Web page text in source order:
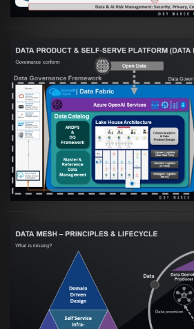
Artikel:Warum eine Data
orientierte Data Fabric
skalierbare qualitative
VIEW
Artikel:Data Mesh
Transformation zur Data
Culture